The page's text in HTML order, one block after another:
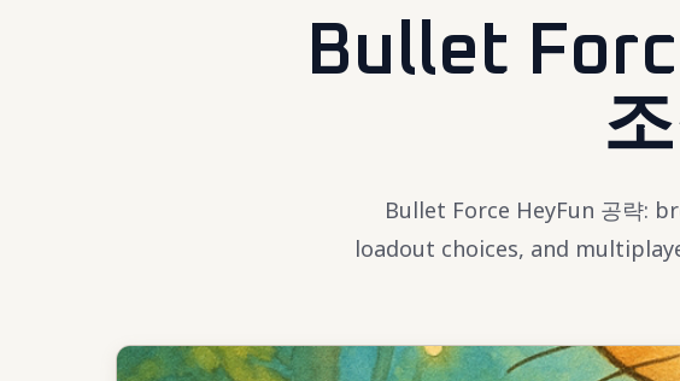
Bullet
Bullet Force HeyFun 공략:
loadout choices, and